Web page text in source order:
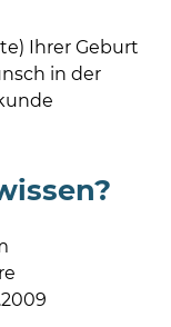
Ihrer Geburt
in der